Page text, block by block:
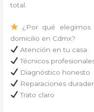
total.
¿Por qué elegirnos
domicilio en Cdmx?
Atención en tu casa
Técnicos
Diagnóstico honesto
Reparaciones
Trato claro